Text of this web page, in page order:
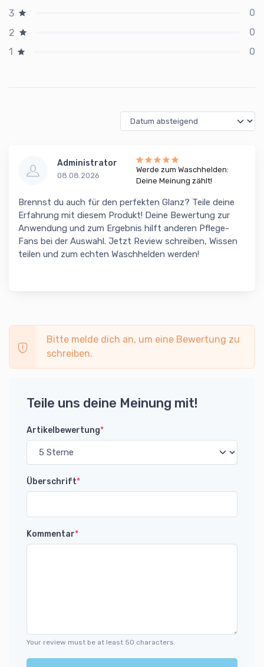
3
0
2
0
1
0
Administrator
08.08.2026
Werde zum Waschhelden:
Deine Meinung zählt!
Brennst du auch für den perfekten Glanz? Teile deine
Erfahrung mit diesem Produkt! Deine Bewertung zur
Anwendung und zum Ergebnis hilft anderen Pflege-
Fans bei der Auswahl. Jetzt Review schreiben, Wissen
teilen und zum echten Waschhelden werden!
Bitte melde dich an, um eine Bewertung zu
schreiben.
Teile uns deine Meinung mit!
Artikelbewertung*
Überschrift*
Kommentar*
Your review must be at least 50 characters.